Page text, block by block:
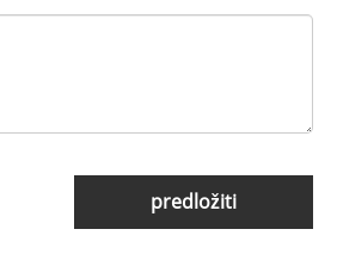
predložiti